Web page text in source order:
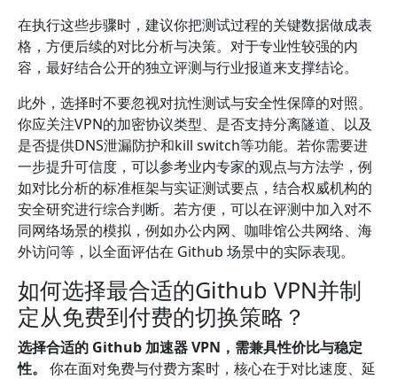
在执行这些步骤时，建议你把测试过程的关键数据做成表
格，方便后续的对比分析与决策。对于专业性较强的内
容，最好结合公开的独立评测与行业报道来支撑结论。
此外，选择时不要忽视对抗性测试与安全性保障的对照。
你应关注VPN的加密协议类型、是否支持分离隧道、以及
是否提供DNS泄漏防护和kill switch等功能。若你需要进
一步提升可信度，可以参考业内专家的观点与方法学，例
如对比分析的标准框架与实证测试要点，结合权威机构的
安全研究进行综合判断。若方便，可以在评测中加入对不
同网络场景的模拟，例如办公内网、咖啡馆公共网络、海
外访问等，以全面评估在 Github 场景中的实际表现。
如何选择最合适的Github VPN并制
定从免费到付费的切换策略？
选择合适的 Github 加速器 VPN，需兼具性价比与稳定
性。
你在面对免费与付费方案时，核心在于对比速度、延